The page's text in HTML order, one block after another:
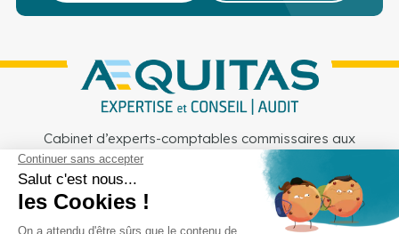
Cabinet d’experts-comptables commissaires aux
comptes sur Lille, Lens et Douai